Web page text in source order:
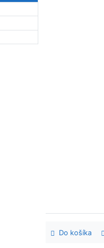
Do košíka